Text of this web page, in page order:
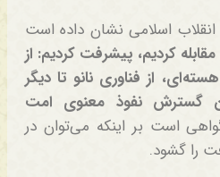
اسلامی نشان داده است
کردیم، پیشرفت کردیم: از
از فناوری نانو تا دیگر
گسترش نفوذ معنوی امت
است بر اینکه می‌توان در
را گشود.